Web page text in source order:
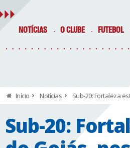
NOTÍCIAS O CLUBE FUTEBOL
Início Notícias Sub-20: Fortaleza
Sub-20: